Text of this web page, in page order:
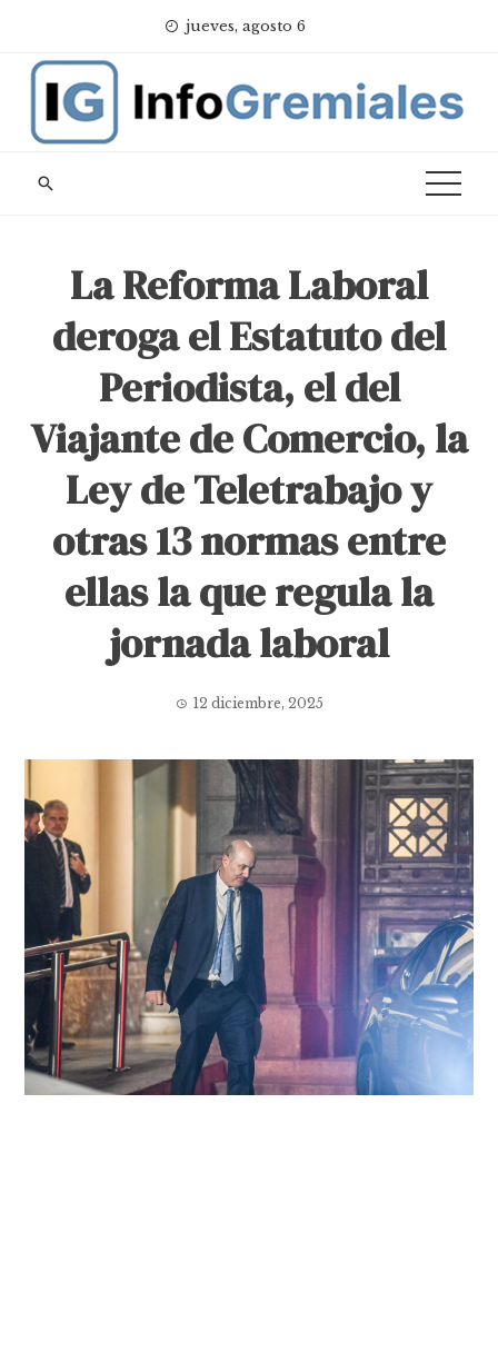
content
jueves, agosto 6
La Reforma Laboral
deroga el Estatuto del
Periodista, el del
Viajante de Comercio, la
Ley de Teletrabajo y
otras 13 normas entre
ellas la que regula la
jornada laboral
12 diciembre, 2025